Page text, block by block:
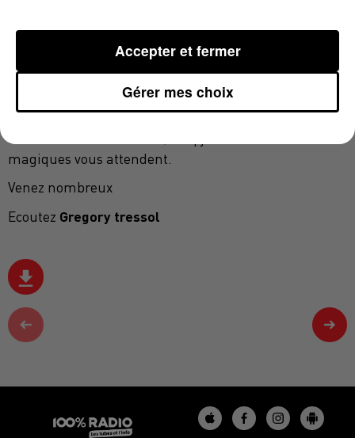
petits et des grands.
🅴🅽🆂🅴🆉 ̊ 🆁🅴🆂🅴🆁🆅🅴🆁 🆅🆃🆁🅴 🅁🄴🄿🄰🅂-
🅂🄿🄴🄲🅃🄰🄲🄻🄴 🄰🅄 : 0603449071
En famille ou entre amis, cinq jours de moments
magiques vous attendent.
Venez nombreux
Ecoutez Gregory tressol
Gérer mes choix
Accepter et fermer